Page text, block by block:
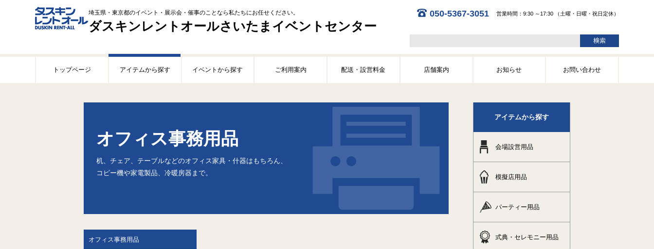
埼玉県・東京都のイベント・展示会・催事のことなら私たちにお任せください。
ダスキンレントオールさいたまイベントセンター
050-5367-3051 営業時間：9:30 ～17:30 （土曜・日曜・祝日定休）
トップページ アイテムから探す イベントから探す ご利用案内 配送・設営料金 店舗案内 お知らせ お問い合わせ
オフィス事務用品
机、チェア、テーブルなどのオフィス家具・什器はもちろん、
コピー機や家電製品、冷暖房器まで。
オフィス事務用品
アイテムから探す
会場設営用品
模擬店用品
パーティー用品
式典・セレモニー用品